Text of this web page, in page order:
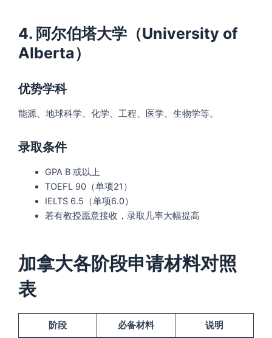
4. 阿尔伯塔大学（University of
Alberta）
优势学科
能源、地球科学、化学、工程、医学、生物学等。
录取条件
GPA B 或以上
TOEFL 90（单项21）
IELTS 6.5（单项6.0）
若有教授愿意接收，录取几率大幅提高
加拿大各阶段申请材料对照
表
阶段 必备材料 说明